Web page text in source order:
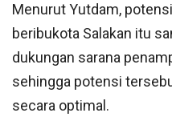
Menurut Yutdam,
beribukota Salakan itu
dukungan sarana
sehingga potensi
secara optimal.